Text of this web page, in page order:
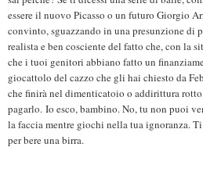
essere il nuovo Picasso o un futuro Giorgio
convinto, sguazzando in una presunzione di
realista e ben cosciente del fatto che, con la
che i tuoi genitori abbiano fatto un
giocattolo del cazzo che gli hai chiesto da
che finirà nel dimenticatoio o addirittura
pagarlo. Io esco, bambino. No, tu non puoi
la faccia mentre giochi nella tua ignoranza.
per bere una birra.